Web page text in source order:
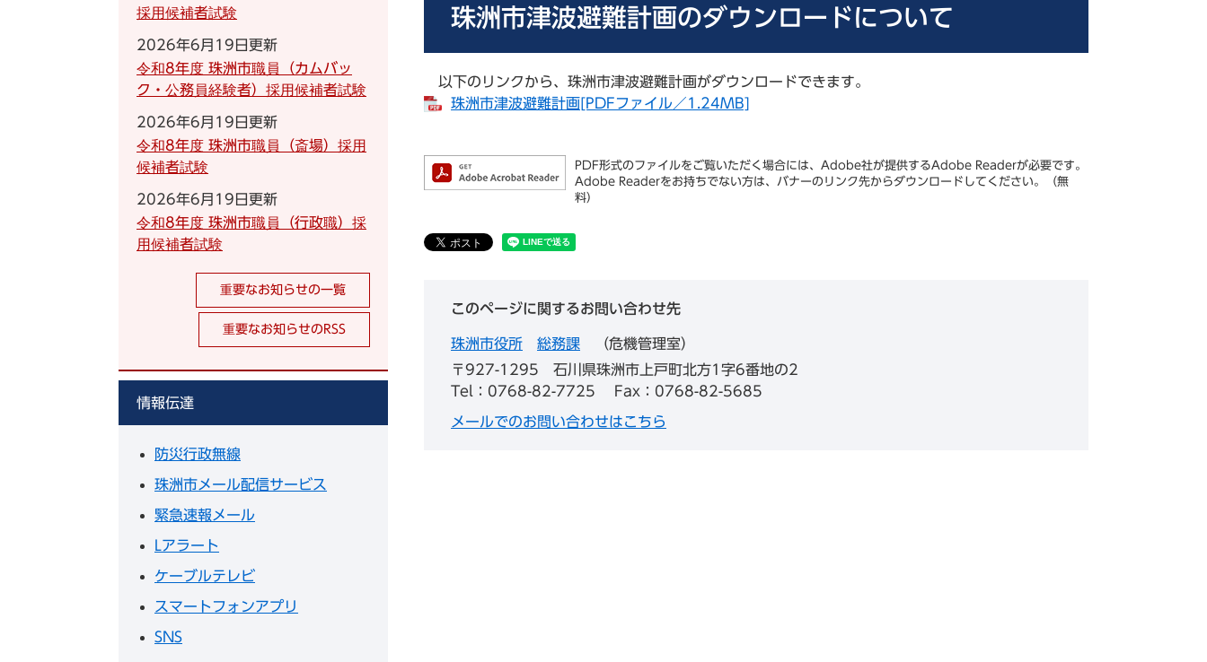
採用候補者試験
2026年6月19日更新
令和8年度 珠洲市職員（カムバッ
ク・公務員経験者）採用候補者試験
2026年6月19日更新
令和8年度 珠洲市職員（斎場）採用
候補者試験
2026年6月19日更新
令和8年度 珠洲市職員（行政職）採
用候補者試験
重要なお知らせの一覧
重要なお知らせのRSS
情報伝達
防災行政無線
珠洲市メール配信サービス
緊急速報メール
Lアラート
ケーブルテレビ
スマートフォンアプリ
SNS
珠洲市津波避難計画のダウンロードについて
以下のリンクから、珠洲市津波避難計画がダウンロードできます。
珠洲市津波避難計画[PDFファイル／1.24MB]
PDF形式のファイルをご覧いただく場合には、Adobe社が提供するAdobe Readerが必要です。
Adobe Readerをお持ちでない方は、バナーのリンク先からダウンロードしてください。（無
料）
このページに関するお問い合わせ先
珠洲市役所 総務課
危機管理室
〒927-1295
石川県珠洲市上戸町北方1字6番地の2
Tel：0768-82-7725
Fax：0768-82-5685
メールでのお問い合わせはこちら